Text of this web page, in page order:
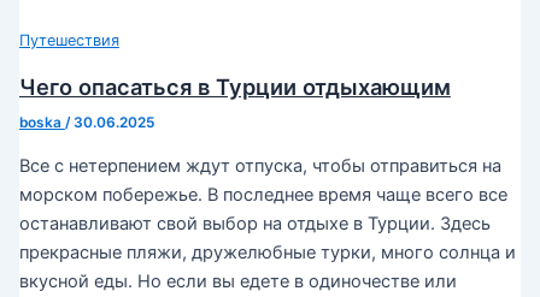
Путешествия
Чего опасаться в Турции отдыхающим
boska /30.06.2025
Все с нетерпением ждут отпуска, чтобы отправиться на
морском побережье. В последнее время чаще всего все
останавливают свой выбор на отдыхе в Турции. Здесь
прекрасные пляжи, дружелюбные турки, много солнца и
вкусной еды. Но если вы едете в одиночестве или